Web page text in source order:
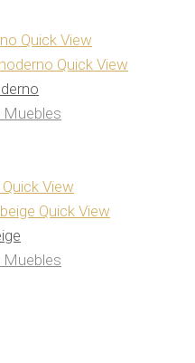
Quick View
Quick View
Quick View
Quick View